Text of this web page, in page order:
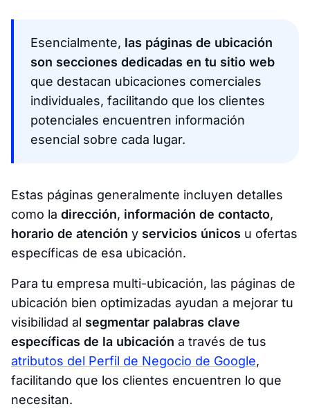
Esencialmente, las páginas de ubicación
son secciones dedicadas en tu sitio web
que destacan ubicaciones comerciales
individuales, facilitando que los clientes
potenciales encuentren información
esencial sobre cada lugar.
Estas páginas generalmente incluyen detalles
como la dirección, información de contacto,
horario de atención y servicios únicos u ofertas
específicas de esa ubicación.
Para tu empresa multi-ubicación, las páginas de
ubicación bien optimizadas ayudan a mejorar tu
visibilidad al segmentar palabras clave
específicas de la ubicación a través de tus
atributos del Perfil de Negocio de Google,
facilitando que los clientes encuentren lo que
necesitan.